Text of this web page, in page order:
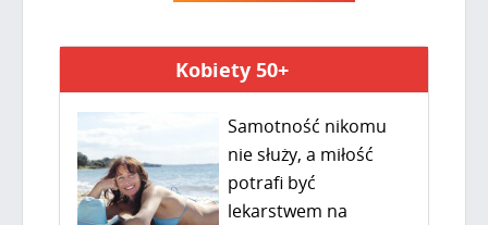
Kobiety 50+
Samotność nikomu
nie służy, a miłość
potrafi być
lekarstwem na